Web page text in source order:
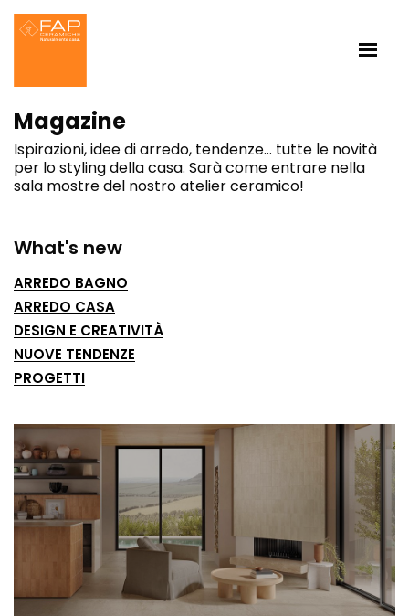
Magazine
Ispirazioni, idee di arredo, tendenze… tutte le novità
per lo styling della casa. Sarà come entrare nella
sala mostre del nostro atelier ceramico!
What's new
ARREDO BAGNO
ARREDO CASA
DESIGN E CREATIVITÀ
NUOVE TENDENZE
PROGETTI